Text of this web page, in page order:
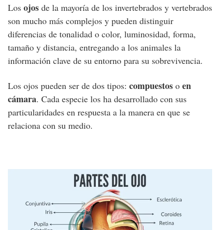
Los ojos de la mayoría de los invertebrados y vertebrados
son mucho más complejos y pueden distinguir
diferencias de tonalidad o color, luminosidad, forma,
tamaño y distancia, entregando a los animales la
información clave de su entorno para su sobrevivencia.
Los ojos pueden ser de dos tipos: compuestos o en
cámara. Cada especie los ha desarrollado con sus
particularidades en respuesta a la manera en que se
relaciona con su medio.